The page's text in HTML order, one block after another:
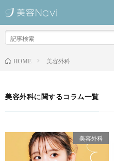
HOME 美容外科
美容外科に関するコラム一覧
美容外科